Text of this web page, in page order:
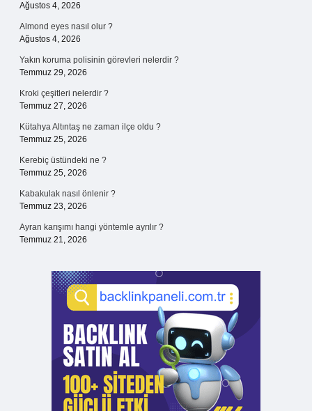
Ağustos 4, 2026
Almond eyes nasıl olur ?
Ağustos 4, 2026
Yakın koruma polisinin görevleri nelerdir ?
Temmuz 29, 2026
Kroki çeşitleri nelerdir ?
Temmuz 27, 2026
Kütahya Altıntaş ne zaman ilçe oldu ?
Temmuz 25, 2026
Kerebiç üstündeki ne ?
Temmuz 25, 2026
Kabakulak nasıl önlenir ?
Temmuz 23, 2026
Ayran karışımı hangi yöntemle ayrılır ?
Temmuz 21, 2026